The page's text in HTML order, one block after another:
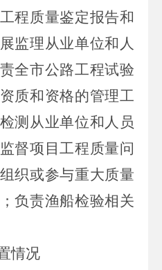
程质量鉴定报告和
监理从业单位和人
全市公路工程试验
质和资格的管理工
测从业单位和人员
督项目工程质量问
织或参与重大质量
负责渔船检验相关
情况